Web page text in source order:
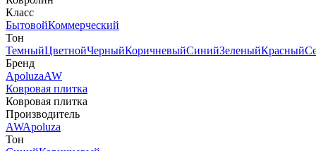
Класс
БытовойКоммерческий
Тон
ТемныйЦветнойЧерныйКоричневыйСинийЗеленыйКрасный
Бренд
ApoluzaAW
Ковровая плитка
Ковровая плитка
Производитель
AWApoluza
Тон